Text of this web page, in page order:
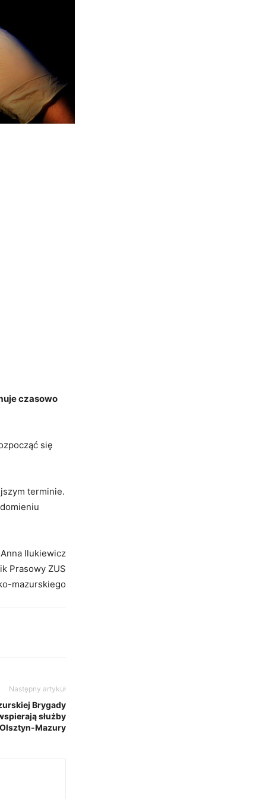
czasowo
się
terminie.
Anna Ilukiewicz
Prasowy ZUS
mazurskiego
Następny artykuł
Brygady
służby
Mazury